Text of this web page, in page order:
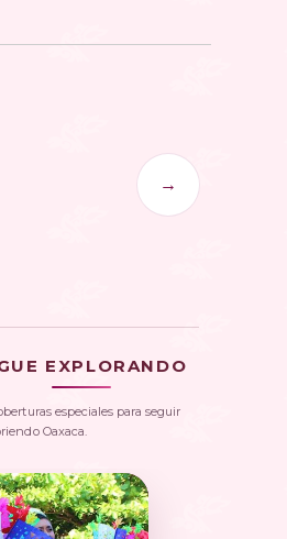
→
EXPLORANDO
especiales para seguir
Oaxaca.